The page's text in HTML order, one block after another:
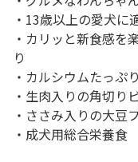
・13歳以上の愛犬に
・カリッと新食感を
り
・カルシウムたっぷ
・生肉入りの角切り
・ささみ入りの大豆
・成犬用総合栄養食